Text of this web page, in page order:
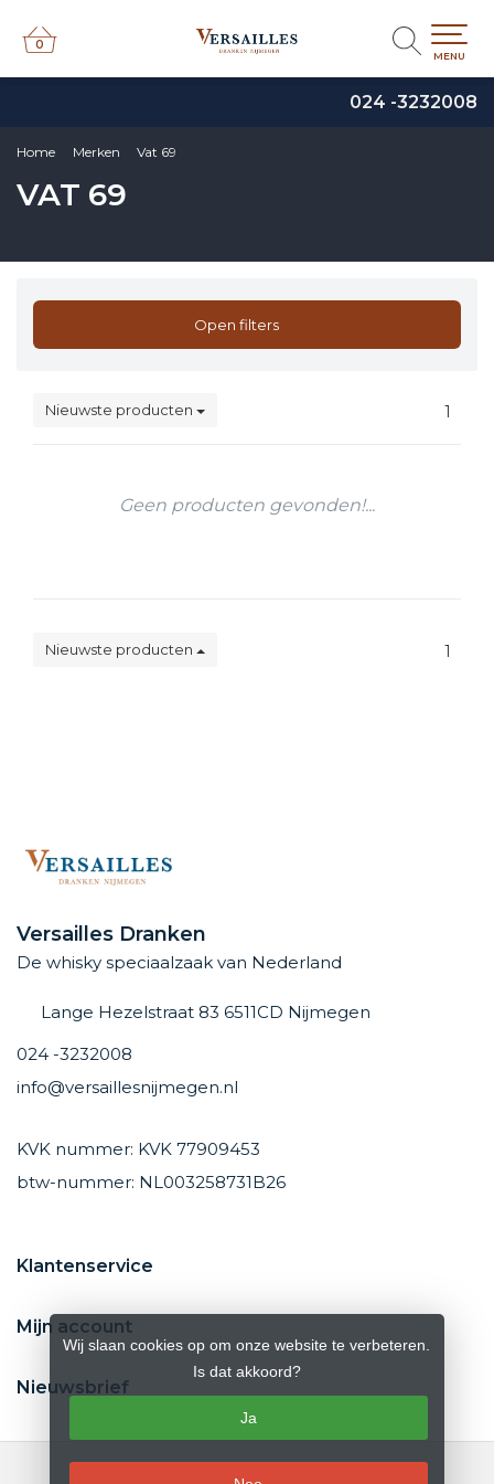
024 -3232008
0
0
MENU
Home Merken Vat 69
VAT 69
Open filters
Nieuwste producten 1
Geen producten gevonden!...
Nieuwste producten 1
Versailles Dranken
De whisky speciaalzaak van Nederland
Lange Hezelstraat 83 6511CD Nijmegen
024 -3232008
info@versaillesnijmegen.nl
KVK nummer: KVK 77909453
btw-nummer: NL003258731B26
Klantenservice
Mijn account
Nieuwsbrief
Wij slaan cookies op om onze website te verbeteren.
Is dat akkoord?
Ja